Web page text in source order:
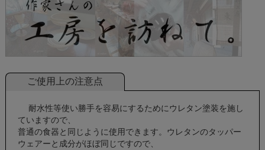
ご使用上の注意点
耐水性等使い勝手を容易にするためにウレタン塗装を施し
ていますので、
普通の食器と同じように使用できます。ウレタンのタッパー
ウェアーと成分がほぼ同じですので、